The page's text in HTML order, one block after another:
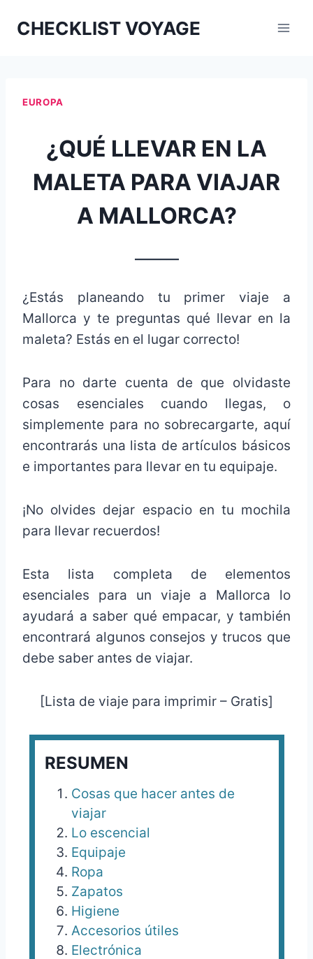
CHECKLIST VOYAGE
EUROPA
¿QUÉ LLEVAR EN LA
MALETA PARA VIAJAR
A MALLORCA?
¿Estás planeando tu primer viaje a
Mallorca y te preguntas qué llevar en la
maleta? Estás en el lugar correcto!
Para no darte cuenta de que olvidaste
cosas esenciales cuando llegas, o
simplemente para no sobrecargarte, aquí
encontrarás una lista de artículos básicos
e importantes para llevar en tu equipaje.
¡No olvides dejar espacio en tu mochila
para llevar recuerdos!
Esta lista completa de elementos
esenciales para un viaje a Mallorca lo
ayudará a saber qué empacar, y también
encontrará algunos consejos y trucos que
debe saber antes de viajar.
[Lista de viaje para imprimir – Gratis]
RESUMEN
Cosas que hacer antes de
viajar
Lo escencial
Equipaje
Ropa
Zapatos
Higiene
Accesorios útiles
Electrónica